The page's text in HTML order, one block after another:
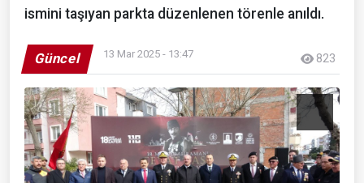
ismini taşıyan parkta düzenlenen törenle anıldı.
Güncel 13 Mar 2025 - 13:47 823